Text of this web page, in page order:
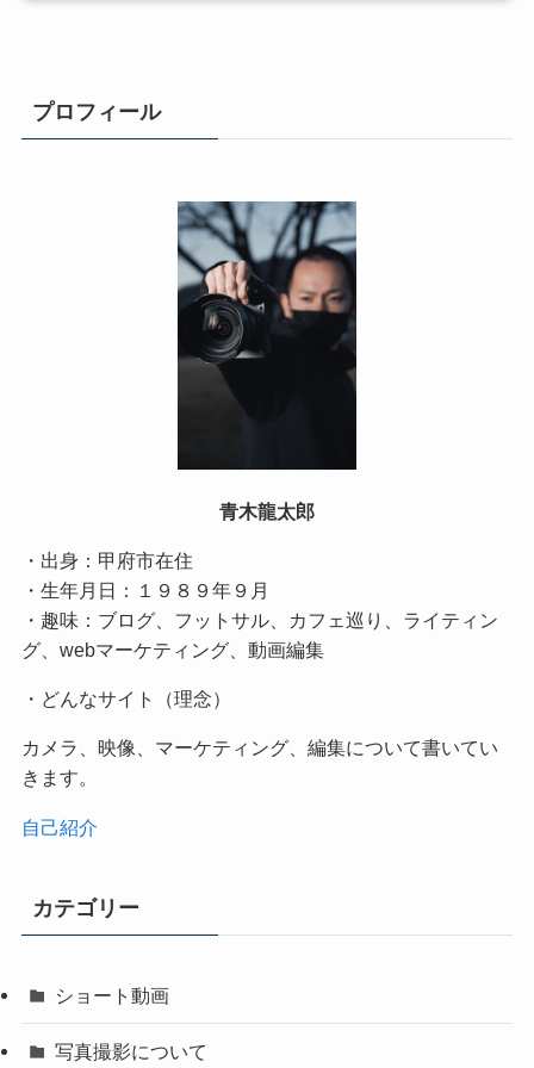
プロフィール
青木龍太郎
・出身：甲府市在住
・生年月日：１９８９年９月
・趣味：ブログ、フットサル、カフェ巡り、ライティン
グ、webマーケティング、動画編集
・どんなサイト（理念）
カメラ、映像、マーケティング、編集について書いてい
きます。
自己紹介
カテゴリー
ショート動画
写真撮影について